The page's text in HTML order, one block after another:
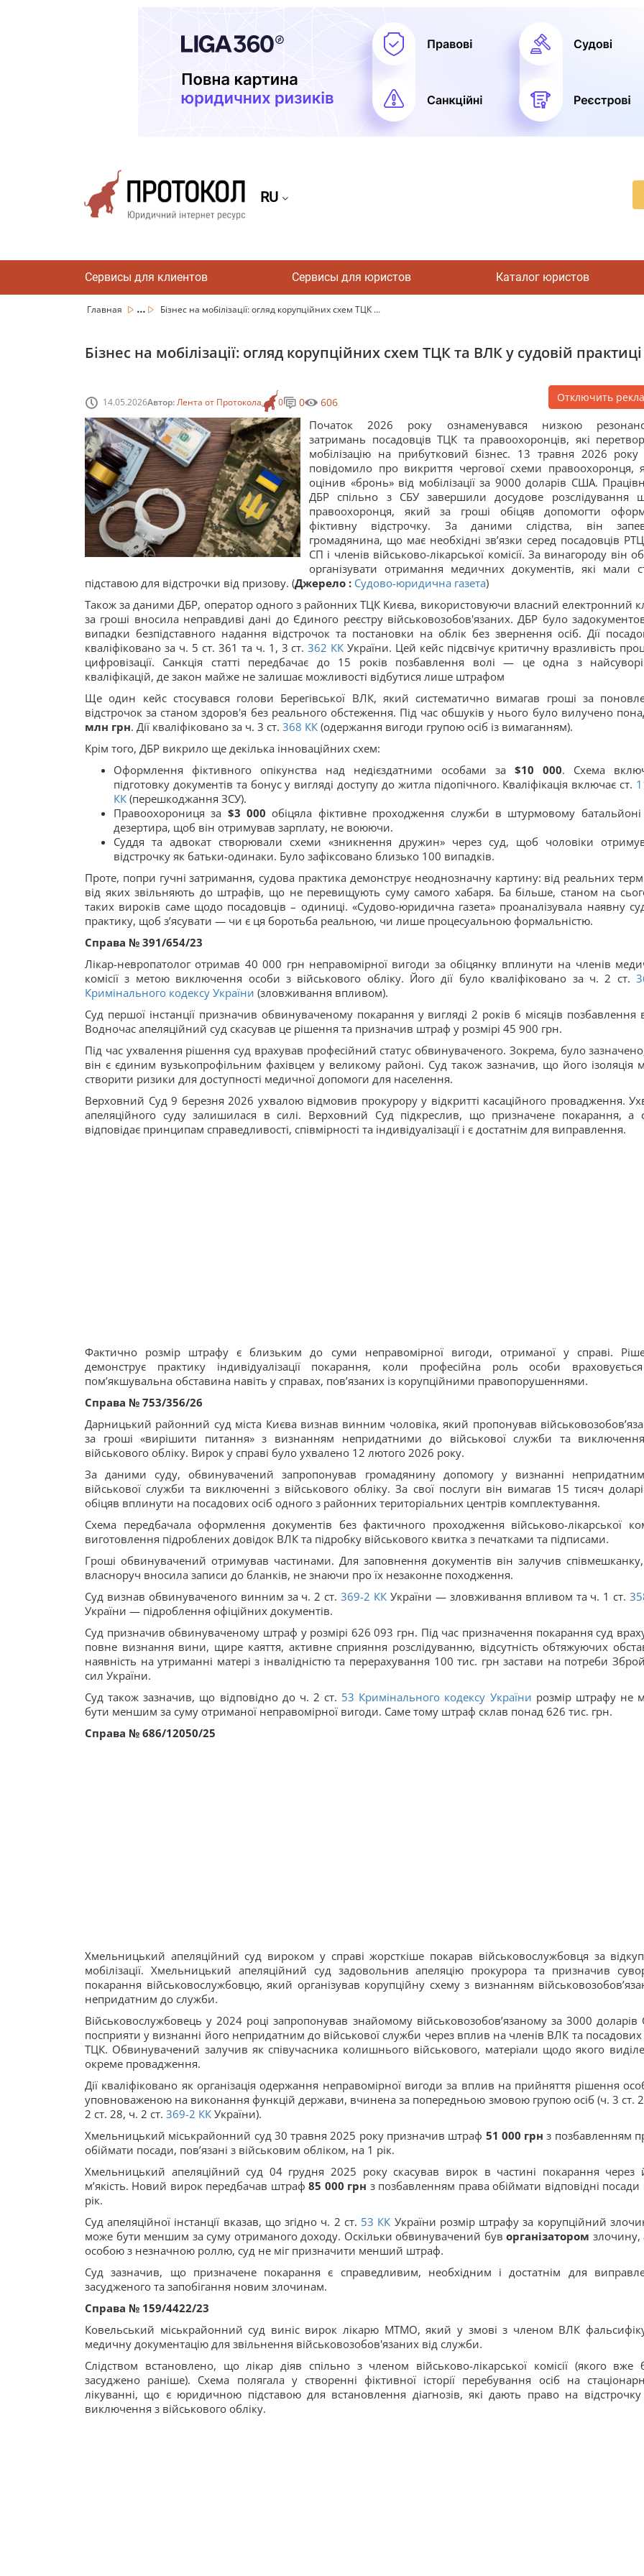
RU
Сервисы для клиентов Сервисы для юристов Каталог юристов
Главная ... Бізнес на мобілізації: огляд корупційних схем ТЦК ...
Бізнес на мобілізації: огляд корупційних схем ТЦК та ВЛК у судовій практиці
14.05.2026Автор:Лента от Протокола 0 0 606 Отключить
Початок 2026 року ознаменувався низкою
затримань посадовців ТЦК та правоохоронців, які
мобілізацію на прибутковий бізнес. 13 травня 2026
повідомило про викриття чергової схеми правоохоронця,
оцінив «бронь» від мобілізації за 9000 доларів США.
ДБР спільно з СБУ завершили досудове розслідування
правоохоронця, який за гроші обіцяв допомогти
фіктивну відстрочку. За даними слідства, він
громадянина, що має необхідні зв’язки серед посадовців
СП і членів військово-лікарської комісії. За винагороду він
організувати отримання медичних документів, які мали
підставою для відстрочки від призову. (Джерело : Судово-юридична газета)
Також за даними ДБР, оператор одного з районних ТЦК Києва, використовуючи власний електронний
за гроші вносила неправдиві дані до Єдиного реєстру військовозобов'язаних. ДБР було
випадки безпідставного надання відстрочок та постановки на облік без звернення осіб. Дії
кваліфіковано за ч. 5 ст. 361 та ч. 1, 3 ст. 362 КК України. Цей кейс підсвічує критичну вразливість
цифровізації. Санкція статті передбачає до 15 років позбавлення волі — це одна з
кваліфікацій, де закон майже не залишає можливості відбутися лише штрафом
Ще один кейс стосувався голови Берегівської ВЛК, який систематично вимагав гроші за
відстрочок за станом здоров'я без реального обстеження. Під час обшуків у нього було вилучено
млн грн. Дії кваліфіковано за ч. 3 ст. 368 КК (одержання вигоди групою осіб із вимаганням).
Крім того, ДБР викрило ще декілька інноваційних схем:
Оформлення фіктивного опікунства над недієздатними особами за $10 000. Схема
підготовку документів та бонус у вигляді доступу до житла підопічного. Кваліфікація включає ст.
КК (перешкоджання ЗСУ).
Правоохорониця за $3 000 обіцяла фіктивне проходження служби в штурмовому
дезертира, щоб він отримував зарплату, не воюючи.
Суддя та адвокат створювали схеми «зникнення дружин» через суд, щоб чоловіки
відстрочку як батьки-одинаки. Було зафіксовано близько 100 випадків.
Проте, попри гучні затримання, судова практика демонструє неоднозначну картину: від реальних
від яких звільняють до штрафів, що не перевищують суму самого хабаря. Ба більше, станом на
таких вироків саме щодо посадовців – одиниці. «Судово-юридична газета» проаналізувала наявну
практику, щоб з’ясувати — чи є ця боротьба реальною, чи лише процесуальною формальністю.
Справа № 391/654/23
Лікар-невропатолог отримав 40 000 грн неправомірної вигоди за обіцянку вплинути на членів
комісії з метою виключення особи з військового обліку. Його дії було кваліфіковано за ч. 2 ст.
Кримінального кодексу України (зловживання впливом).
Суд першої інстанції призначив обвинуваченому покарання у вигляді 2 років 6 місяців позбавлення
Водночас апеляційний суд скасував це рішення та призначив штраф у розмірі 45 900 грн.
Під час ухвалення рішення суд врахував професійний статус обвинуваченого. Зокрема, було
він є єдиним вузькопрофільним фахівцем у великому районі. Суд також зазначив, що його ізоляція
створити ризики для доступності медичної допомоги для населення.
Верховний Суд 9 березня 2026 ухвалою відмовив прокурору у відкритті касаційного провадження.
апеляційного суду залишилася в силі. Верховний Суд підкреслив, що призначене покарання, а
відповідає принципам справедливості, співмірності та індивідуалізації і є достатнім для виправлення.
Фактично розмір штрафу є близьким до суми неправомірної вигоди, отриманої у справі.
демонструє практику індивідуалізації покарання, коли професійна роль особи
пом’якшувальна обставина навіть у справах, пов’язаних із корупційними правопорушеннями.
Справа № 753/356/26
Дарницький районний суд міста Києва визнав винним чоловіка, який пропонував
за гроші «вирішити питання» з визнанням непридатними до військової служби та
військового обліку. Вирок у справі було ухвалено 12 лютого 2026 року.
За даними суду, обвинувачений запропонував громадянину допомогу у визнанні
військової служби та виключенні з військового обліку. За свої послуги він вимагав 15 тисяч
обіцяв вплинути на посадових осіб одного з районних територіальних центрів комплектування.
Схема передбачала оформлення документів без фактичного проходження військово-лікарської
виготовлення підроблених довідок ВЛК та підробку військового квитка з печатками та підписами.
Гроші обвинувачений отримував частинами. Для заповнення документів він залучив
власноруч вносила записи до бланків, не знаючи про їх незаконне походження.
Суд визнав обвинуваченого винним за ч. 2 ст. 369-2 КК України — зловживання впливом та ч. 1 ст.
України — підроблення офіційних документів.
Суд призначив обвинуваченому штраф у розмірі 626 093 грн. Під час призначення покарання суд
повне визнання вини, щире каяття, активне сприяння розслідуванню, відсутність обтяжуючих
наявність на утриманні матері з інвалідністю та перерахування 100 тис. грн застави на потреби
сил України.
Суд також зазначив, що відповідно до ч. 2 ст. 53 Кримінального кодексу України розмір штрафу не
бути меншим за суму отриманої неправомірної вигоди. Саме тому штраф склав понад 626 тис. грн.
Справа № 686/12050/25
Хмельницький апеляційний суд вироком у справі жорсткіше покарав військовослужбовця за
мобілізації. Хмельницький апеляційний суд задовольнив апеляцію прокурора та призначив
покарання військовослужбовцю, який організував корупційну схему з визнанням
непридатним до служби.
Військовослужбовець у 2024 році запропонував знайомому військовозобов’язаному за 3000
посприяти у визнанні його непридатним до військової служби через вплив на членів ВЛК та посадових
ТЦК. Обвинувачений залучив як співучасника колишнього військового, матеріали щодо якого
окреме провадження.
Дії кваліфіковано як організація одержання неправомірної вигоди за вплив на прийняття рішення
уповноваженою на виконання функцій держави, вчинена за попередньою змовою групою осіб (ч. 3 ст.
2 ст. 28, ч. 2 ст. 369-2 КК України).
Хмельницький міськрайонний суд 30 травня 2025 року призначив штраф 51 000 грн з позбавленням
обіймати посади, пов’язані з військовим обліком, на 1 рік.
Хмельницький апеляційний суд 04 грудня 2025 року скасував вирок в частині покарання через
м’якість. Новий вирок передбачав штраф85 000 грн з позбавленням права обіймати відповідні посади
рік.
Суд апеляційної інстанції вказав, що згідно ч. 2 ст. 53 КК України розмір штрафу за корупційний
може бути меншим за суму отриманого доходу. Оскільки обвинувачений буворганізатором злочину,
особою з незначною роллю, суд не міг призначити менший штраф.
Суд зазначив, що призначене покарання є справедливим, необхідним і достатнім для
засудженого та запобігання новим злочинам.
Справа № 159/4422/23
Ковельський міськрайонний суд виніс вирок лікарю МТМО, який у змові з членом ВЛК
медичну документацію для звільнення військовозобов'язаних від служби.
Слідством встановлено, що лікар діяв спільно з членом військово-лікарської комісії (якого вже
засуджено раніше). Схема полягала у створенні фіктивної історії перебування осіб на
лікуванні, що є юридичною підставою для встановлення діагнозів, які дають право на
виключення з військового обліку.